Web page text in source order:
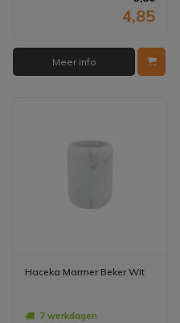
4,85
Meer info
Haceka Marmer Beker Wit
7 werkdagen